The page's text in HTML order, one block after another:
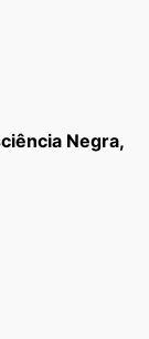
Negra,